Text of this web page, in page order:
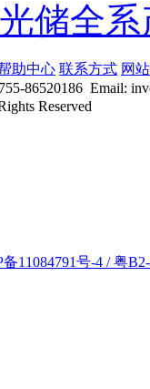
储全系
助中心 联系方式 网
86520186 Email:
Reserved
11084791号-4 / 粤